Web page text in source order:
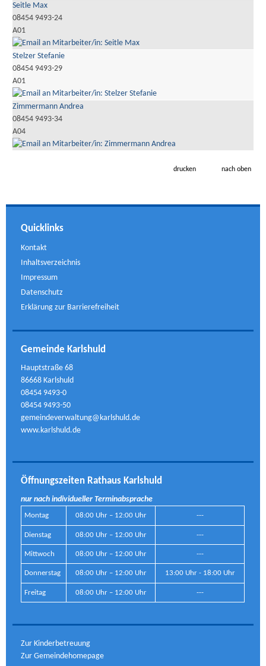
Seitle Max
08454 9493-24
A01
Stelzer Stefanie
08454 9493-29
A01
Zimmermann Andrea
08454 9493-34
A04
drucken nach oben
Quicklinks
Kontakt
Inhaltsverzeichnis
Impressum
Datenschutz
Erklärung zur Barrierefreiheit
Gemeinde Karlshuld
Hauptstraße 68
86668 Karlshuld
08454 9493-0
08454 9493-50
gemeindeverwaltung@karlshuld.de
www.karlshuld.de
Öffnungszeiten Rathaus Karlshuld
nur nach individueller Terminabsprache
Montag 08:00 Uhr – 12:00 Uhr ---
Dienstag 08:00 Uhr – 12:00 Uhr ---
Mittwoch 08:00 Uhr – 12:00 Uhr ---
Donnerstag 08:00 Uhr – 12:00 Uhr 13:00 Uhr - 18:00 Uhr
Freitag 08:00 Uhr – 12:00 Uhr ---
Zur Kinderbetreuung
Zur Gemeindehomepage